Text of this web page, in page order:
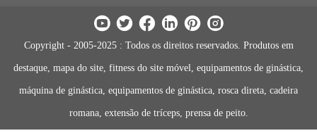
Copyright - 2005-2025 : Todos os direitos reservados. Produtos em
destaque, mapa do site, fitness do site móvel, equipamentos de ginástica,
máquina de ginástica, equipamentos de ginástica, rosca direta, cadeira
romana, extensão de tríceps, prensa de peito.